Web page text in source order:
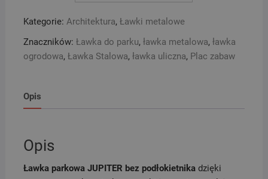
podłokietnika
Kategorie: Architektura, Ławki metalowe
Znaczników: Ławka do parku, ławka metalowa, ławka
ogrodowa, Ławka Stalowa, ławka uliczna, Plac zabaw
Opis
Opis
Ławka parkowa JUPITER bez podłokietnikadzięki